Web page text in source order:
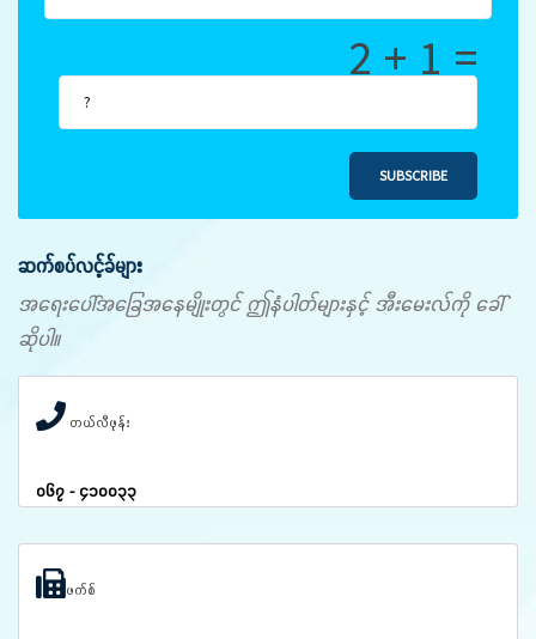
2 + 1 =
SUBSCRIBE
ဆက်စပ်လင့်ခ်များ
အရေးပေါ်အခြေအနေမျိုးတွင် ဤနံပါတ်များနှင့် အီးမေးလ်ကို ခေါ်
ဆိုပါ။
တယ်လီဖုန်း
၀၆၇ - ၄၁၀၀၃၃
ဖက်စ်